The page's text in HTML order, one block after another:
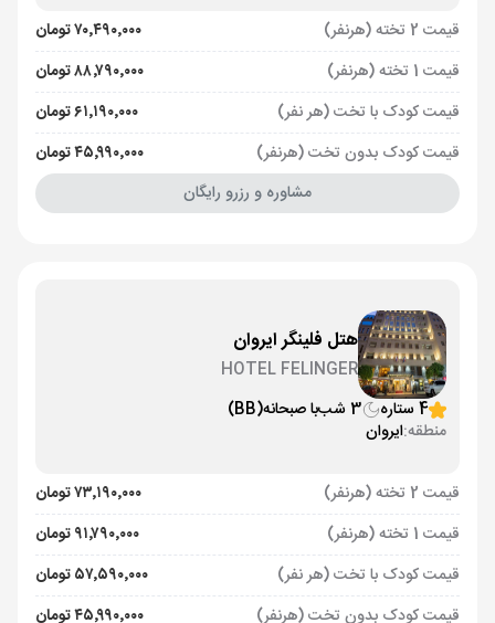
قیمت 2 تخته (هرنفر)
۷۰٬۴۹۰٬۰۰۰ تومان
قیمت 1 تخته (هرنفر)
۸۸٬۷۹۰٬۰۰۰ تومان
قیمت کودک با تخت (هر نفر)
۶۱٬۱۹۰٬۰۰۰ تومان
قیمت کودک بدون تخت (هرنفر)
۴۵٬۹۹۰٬۰۰۰ تومان
مشاوره و رزرو رایگان
هتل فلینگر ایروان
HOTEL FELINGER
4 ستاره
3 شب با صبحانه(BB)
منطقه:ایروان
قیمت 2 تخته (هرنفر)
۷۳٬۱۹۰٬۰۰۰ تومان
قیمت 1 تخته (هرنفر)
۹۱٬۷۹۰٬۰۰۰ تومان
قیمت کودک با تخت (هر نفر)
۵۷٬۵۹۰٬۰۰۰ تومان
قیمت کودک بدون تخت (هرنفر)
۴۵٬۹۹۰٬۰۰۰ تومان